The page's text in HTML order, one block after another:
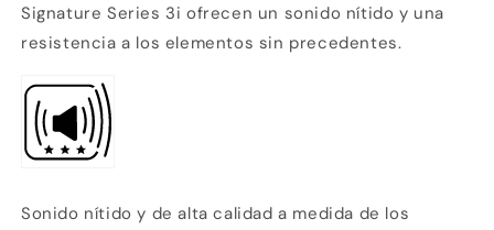
Signature Series 3i ofrecen un sonido nítido y una
resistencia a los elementos sin precedentes.
Sonido nítido y de alta calidad a medida de los